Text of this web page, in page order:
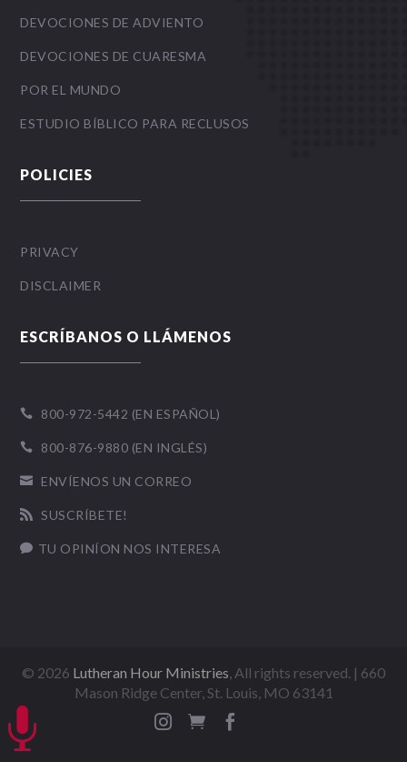
DEVOCIONES DE ADVIENTO
DEVOCIONES DE CUARESMA
POR EL MUNDO
ESTUDIO BÍBLICO PARA RECLUSOS
POLICIES
PRIVACY
DISCLAIMER
ESCRÍBANOS O LLÁMENOS
 800-972-5442 (EN ESPAÑOL)
 800-876-9880 (EN INGLÉS)
 ENVÍENOS UN CORREO
 SUSCRÍBETE!
 TU OPINÍON NOS INTERESA
© 2026 Lutheran Hour Ministries, All rights reserved. | 660
Mason Ridge Center, St. Louis, MO 63141

 
